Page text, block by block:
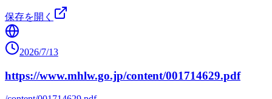
保存を開く
2026/7/13
https://www.mhlw.go.jp/content/001714629.pdf